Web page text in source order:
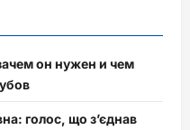
он нужен и чем
голос, що з’єднав